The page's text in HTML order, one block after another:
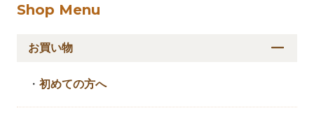
Shop Menu
お買い物
・初めての方へ